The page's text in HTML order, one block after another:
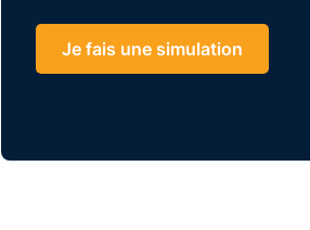
Je fais une simulation